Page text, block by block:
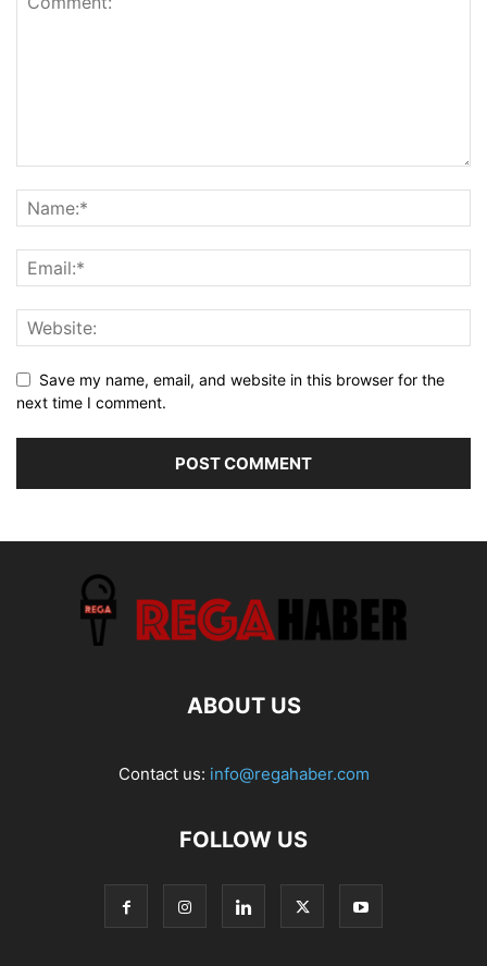
Save my name, email, and website in this browser for the
next time I comment.
ABOUT US
Contact us: info@regahaber.com
FOLLOW US